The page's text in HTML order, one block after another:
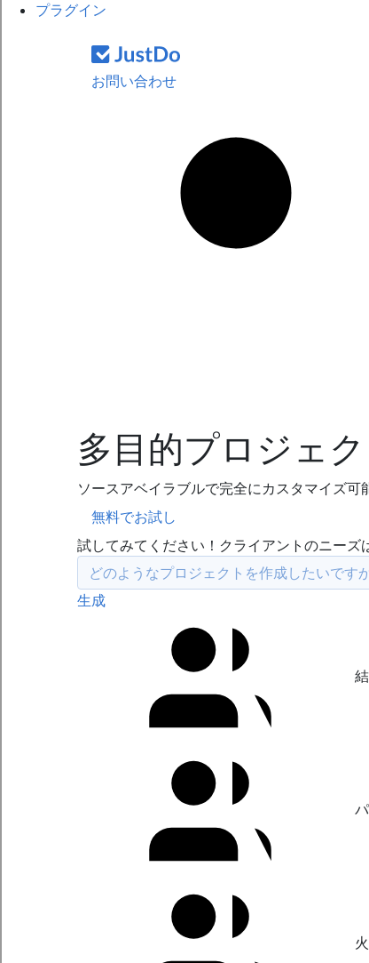
プラグイン
お問い合わせ
多目的プロジェ
ソースアベイラブルで完全にカスタマイズ可
無料でお試し
試してみてください！クライアントのニー
生成